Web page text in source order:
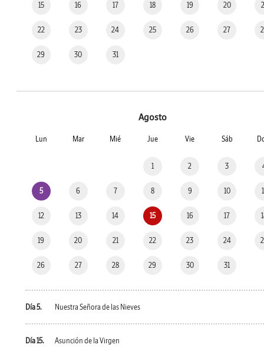
15 16 17 18 19 20
22 23 24 25 26 27
29 30 31
Agosto
Lun Mar Mié Jue Vie Sáb
1 2 3
5 6 7 8 9 10
12 13 14 15 16 17
19 20 21 22 23 24
26 27 28 29 30 31
Día 5. Nuestra Señora de las Nieves
Día 15. Asunción de la Virgen